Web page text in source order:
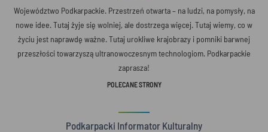
Województwo Podkarpackie. Przestrzeń otwarta – na ludzi, na pomysły, na
nowe idee. Tutaj żyje się wolniej, ale dostrzega więcej. Tutaj wiemy, co w
życiu jest naprawdę ważne. Tutaj urokliwe krajobrazy i pomniki barwnej
przeszłości towarzyszą ultranowoczesnym technologiom. Podkarpackie
zaprasza!
POLECANE STRONY
Podkarpacki Informator Kulturalny